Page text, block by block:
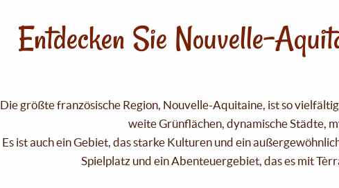
Entdecken Sie Nouvelle-
Die größte französische Region, Nouvelle-Aquitaine, ist so
weite Grünflächen, dynamische Städte,
Es ist auch ein Gebiet, das starke Kulturen und ein
Spielplatz und ein Abenteuergebiet, das es mit